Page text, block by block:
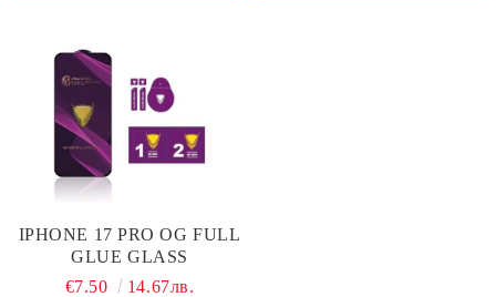
IPHONE 17 PRO OG FULL
GLUE GLASS
€7.50
14.67лв.